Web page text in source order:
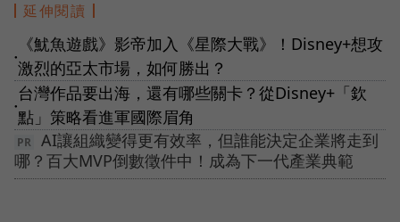
延伸閱讀
●
《魷魚遊戲》影帝加入《星際大戰》！Disney+想攻
激烈的亞太市場，如何勝出？
●
台灣作品要出海，還有哪些關卡？從Disney+「欽
點」策略看進軍國際眉角
AI讓組織變得更有效率，但誰能決定企業將走到
哪？百大MVP倒數徵件中！成為下一代產業典範